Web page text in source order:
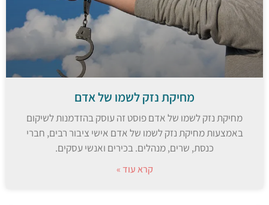
מחיקת נזק לשמו של אדם
מחיקת נזק לשמו של אדם פוסט זה עוסק בהזדמנות לשיקום
באמצעות מחיקת נזק לשמו של אדם אישי ציבור רבים, חברי
כנסת, שרים, מנהלים. בכירים ואנשי עסקים.
קרא עוד »